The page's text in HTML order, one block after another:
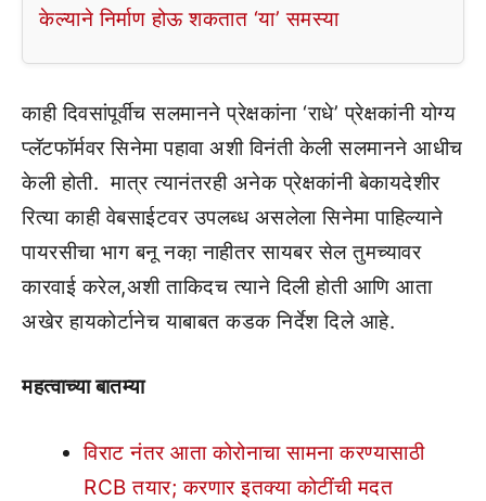
केल्याने निर्माण होऊ शकतात ‘या’ समस्या
काही दिवसांपूर्वीच सलमानने प्रेक्षकांना ‘राधे’ प्रेक्षकांनी योग्य
प्लॅटफॉर्मवर सिनेमा पहावा अशी विनंती केली सलमानने आधीच
केली होती. मात्र त्यानंतरही अनेक प्रेक्षकांनी बेकायदेशीर
रित्या काही वेबसाईटवर उपलब्ध असलेला सिनेमा पाहिल्याने
पायरसीचा भाग बनू नका़ नाहीतर सायबर सेल तुमच्यावर
कारवाई करेल,अशी ताकिदच त्याने दिली होती आणि आता
अखेर हायकोर्टानेच याबाबत कडक निर्देश दिले आहे.
महत्वाच्या बातम्या
विराट नंतर आता कोरोनाचा सामना करण्यासाठी
RCB तयार; करणार इतक्या कोटींची मदत